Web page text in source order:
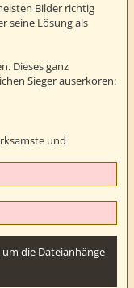
Bilder richtig
seine Lösung als
Dieses ganz
Sieger auserkoren:
und
die Dateianhänge